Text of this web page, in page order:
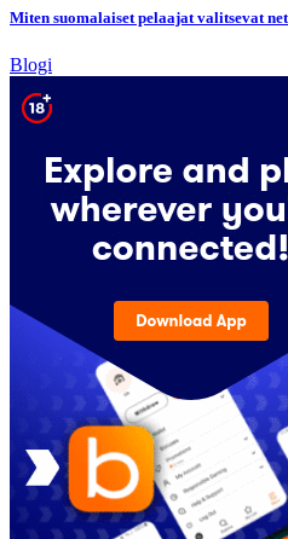
Miten suomalaiset pelaajat valitsevat
Blogi